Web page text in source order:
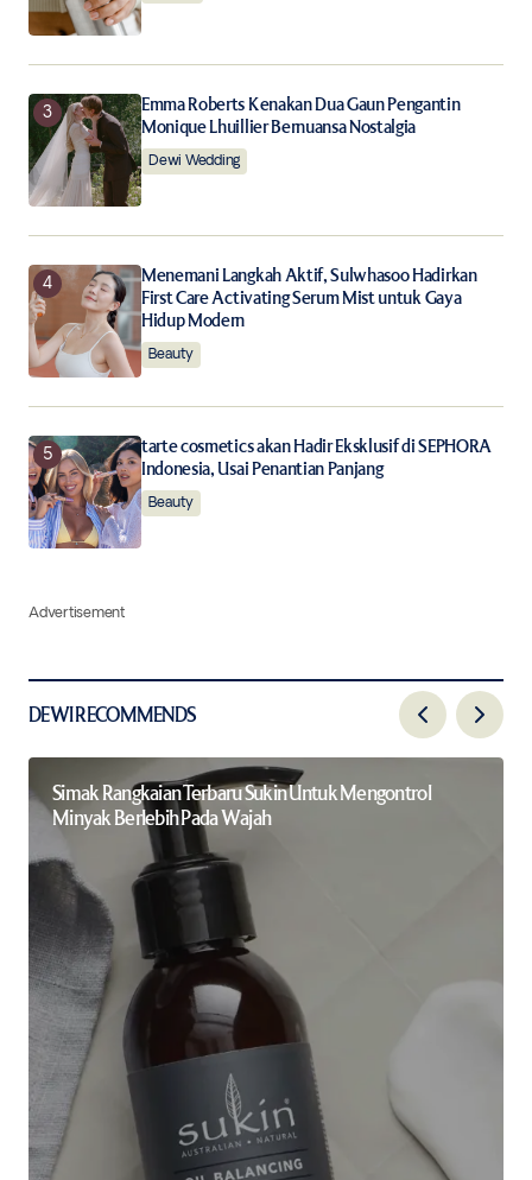
Submit Comment
Emma Roberts Kenakan Dua Gaun Pengantin
Monique Lhuillier Bernuansa Nostalgia
Dewi Wedding
Menemani Langkah Aktif, Sulwhasoo Hadirkan
First Care Activating Serum Mist untuk Gaya
Hidup Modern
Beauty
tarte cosmetics akan Hadir Eksklusif di SEPHORA
Indonesia, Usai Penantian Panjang
Beauty
Advertisement
DEWI RECOMMENDS
Simak Rangkaian Terbaru Sukin Untuk Mengontrol
Minyak Berlebih Pada Wajah